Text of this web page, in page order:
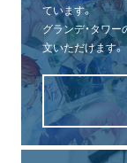
ています。
グランデ・タワ
文いただけます。